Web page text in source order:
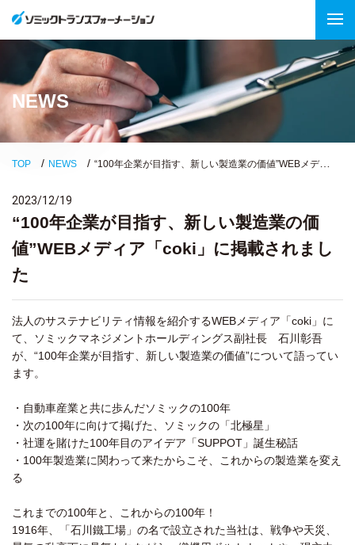
NEWS
TOP NEWS “100年企業が目指す、新しい製造業の価値”WEBメディア「coki」に掲載されました
2023/12/19
“100年企業が目指す、新しい製造業の価
値”WEBメディア「coki」に掲載されまし
た
法人のサステナビリティ情報を紹介するWEBメディア「coki」に
て、ソミックマネジメントホールディングス副社長 石川彰吾
が、“100年企業が目指す、新しい製造業の価値”について語ってい
ます。
・自動車産業と共に歩んだソミックの100年
・次の100年に向けて掲げた、ソミックの「北極星」
・社運を賭けた100年目のアイデア「SUPPOT」誕生秘話
・100年製造業に関わって来たからこそ、これからの製造業を変え
る
これまでの100年と、これからの100年！
1916年、「石川鐵工場」の名で設立された当社は、戦争や天災、